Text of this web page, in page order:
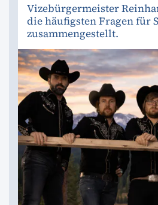
Vizebürgermeister
die häufigsten Fragen für
zusammengestellt.